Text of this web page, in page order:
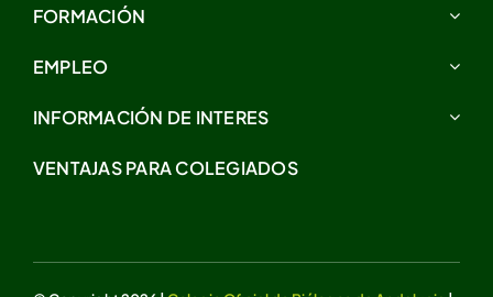
FORMACIÓN
EMPLEO
INFORMACIÓN DE INTERES
VENTAJAS PARA COLEGIADOS